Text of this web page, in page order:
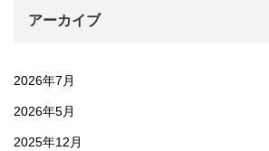
アーカイブ
2026年7月
2026年5月
2025年12月